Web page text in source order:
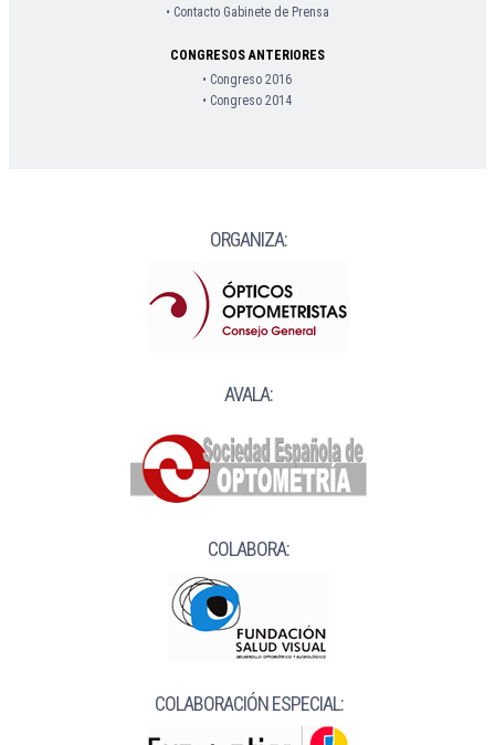
• Contacto Gabinete de Prensa
CONGRESOS ANTERIORES
• Congreso 2016
• Congreso 2014
ORGANIZA:
AVALA:
COLABORA:
COLABORACIÓN ESPECIAL: